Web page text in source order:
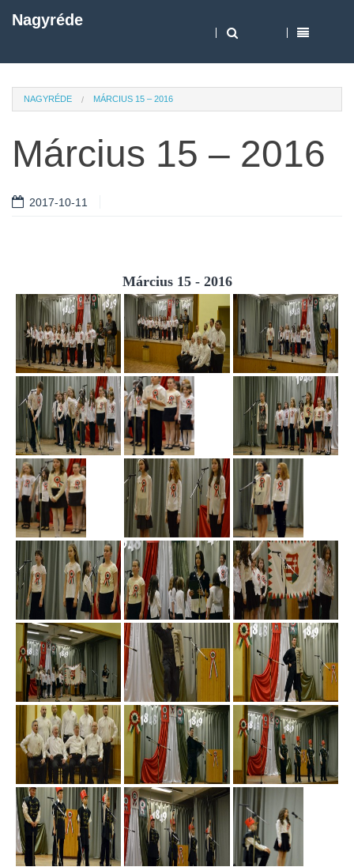
Nagyréde
NAGYRÉDE MÁRCIUS 15 – 2016
Március 15 – 2016
2017-10-11
Március 15 - 2016